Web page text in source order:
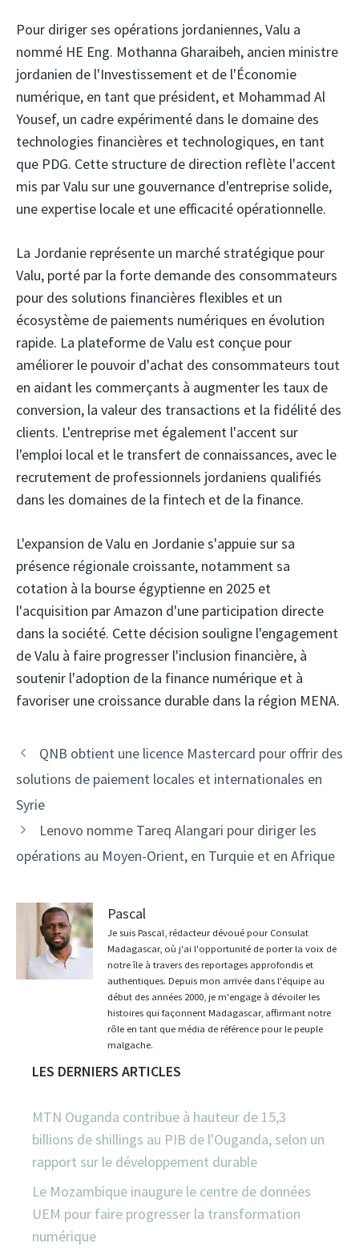
Pour diriger ses opérations jordaniennes, Valu a
nommé HE Eng. Mothanna Gharaibeh, ancien ministre
jordanien de l'Investissement et de l'Économie
numérique, en tant que président, et Mohammad Al
Yousef, un cadre expérimenté dans le domaine des
technologies financières et technologiques, en tant
que PDG. Cette structure de direction reflète l'accent
mis par Valu sur une gouvernance d'entreprise solide,
une expertise locale et une efficacité opérationnelle.
La Jordanie représente un marché stratégique pour
Valu, porté par la forte demande des consommateurs
pour des solutions financières flexibles et un
écosystème de paiements numériques en évolution
rapide. La plateforme de Valu est conçue pour
améliorer le pouvoir d'achat des consommateurs tout
en aidant les commerçants à augmenter les taux de
conversion, la valeur des transactions et la fidélité des
clients. L'entreprise met également l'accent sur
l'emploi local et le transfert de connaissances, avec le
recrutement de professionnels jordaniens qualifiés
dans les domaines de la fintech et de la finance.
L'expansion de Valu en Jordanie s'appuie sur sa
présence régionale croissante, notamment sa
cotation à la bourse égyptienne en 2025 et
l'acquisition par Amazon d'une participation directe
dans la société. Cette décision souligne l'engagement
de Valu à faire progresser l'inclusion financière, à
soutenir l'adoption de la finance numérique et à
favoriser une croissance durable dans la région MENA.
Navigation
des
QNB obtient une licence Mastercard pour offrir des
solutions de paiement locales et internationales en
Syrie
Lenovo nomme Tareq Alangari pour diriger les
opérations au Moyen-Orient, en Turquie et en Afrique
Pascal
Je suis Pascal, rédacteur dévoué pour Consulat
Madagascar, où j'ai l'opportunité de porter la voix de
notre île à travers des reportages approfondis et
authentiques. Depuis mon arrivée dans l'équipe au
début des années 2000, je m'engage à dévoiler les
histoires qui façonnent Madagascar, affirmant notre
rôle en tant que média de référence pour le peuple
malgache.
LES DERNIERS ARTICLES
MTN Ouganda contribue à hauteur de 15,3
billions de shillings au PIB de l'Ouganda, selon un
rapport sur le développement durable
Le Mozambique inaugure le centre de données
UEM pour faire progresser la transformation
numérique